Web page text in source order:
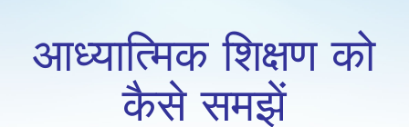
आध्यात्मिक शिक्षण को
कैसे समझें